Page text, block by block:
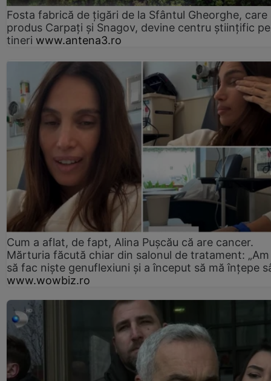
Fosta fabrică de țigări de la Sfântul Gheorghe, care
produs Carpați și Snagov, devine centru științific
tineri www.antena3.ro
Cum a aflat, de fapt, Alina Pușcău că are cancer.
Mărturia făcută chiar din salonul de tratament:
să fac niște genuflexiuni și a început să mă înțepe
www.wowbiz.ro